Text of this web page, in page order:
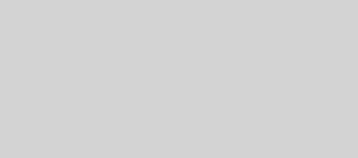
telefoonnummer
ook de cookies
u alleen het